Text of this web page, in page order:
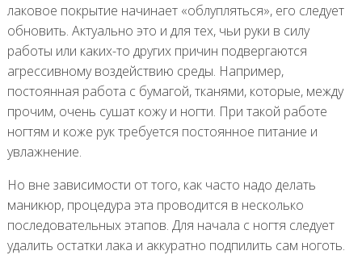
лаковое покрытие начинает «облупляться», его следует
обновить. Актуально это и для тех, чьи руки в силу
работы или каких-то других причин подвергаются
агрессивному воздействию среды. Например,
постоянная работа с бумагой, тканями, которые, между
прочим, очень сушат кожу и ногти. При такой работе
ногтям и коже рук требуется постоянное питание и
увлажнение.
Но вне зависимости от того, как часто надо делать
маникюр, процедура эта проводится в несколько
последовательных этапов. Для начала с ногтя следует
удалить остатки лака и аккуратно подпилить сам ноготь.